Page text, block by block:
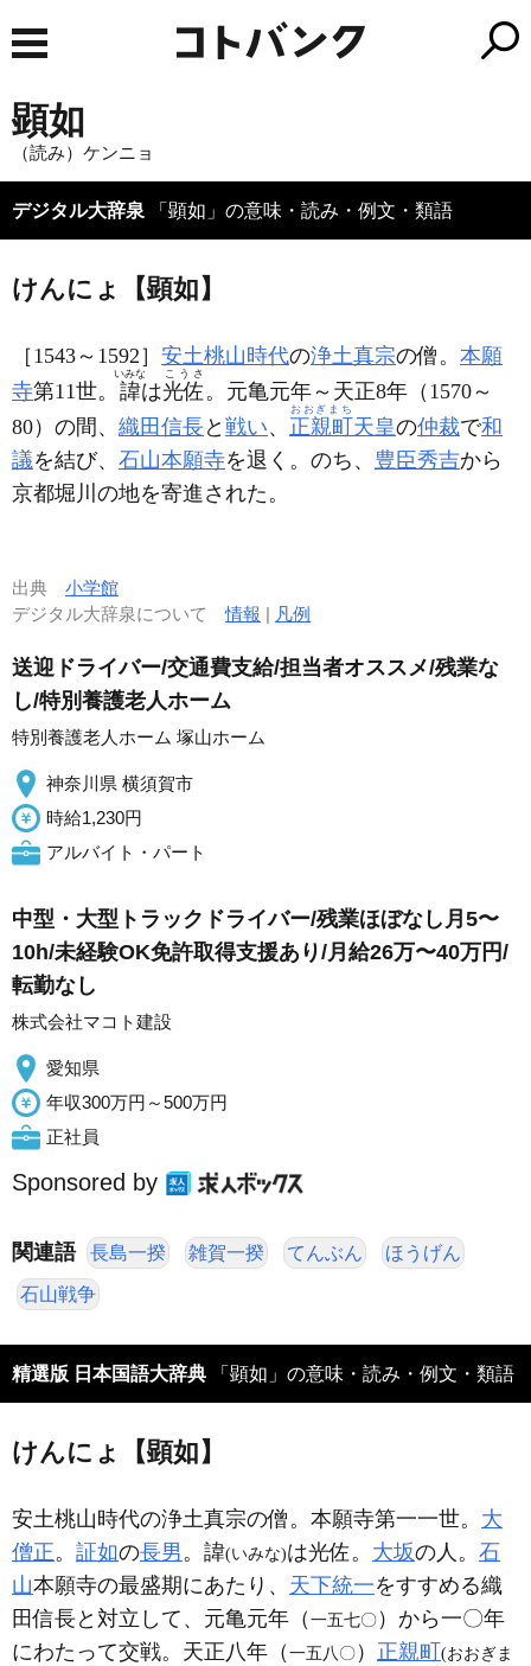
顕如
（読み）ケンニョ
デジタル大辞泉 「顕如」の意味・読み・例文・類語
けんにょ【顕如】
［1543～1592］ 安土桃山時代の浄土真宗の僧。 本願
寺第11世。 諱
いみな
は光佐
こうさ
。元亀元年～天正8年（1570～
80）の間、 織田信長と 戦い、 正親町
おおぎまち
天皇の仲裁で和
議を結び、 石山本願寺を退く。のち、 豊臣秀吉から
京都堀川の地を寄進された。
出典 小学館
デジタル大辞泉について情報 | 凡例
送迎ドライバー/交通費支給/担当者オススメ/残業な
し/特別養護老人ホーム
特別養護老人ホーム 塚山ホーム
神奈川県 横須賀市
時給1,230円
アルバイト・パート
中型・大型トラックドライバー/残業ほぼなし月5〜
10h/未経験OK免許取得支援あり/月給26万〜40万円/
転勤なし
株式会社マコト建設
愛知県
年収300万円～500万円
正社員
Sponsored by
関連語 長島一揆 雑賀一揆 てんぶん ほうげん
石山戦争
精選版 日本国語大辞典 「顕如」の意味・読み・例文・類語
けんにょ【顕如】
安土桃山時代の浄土真宗の僧。本願寺第一一世。 大
僧正。 証如の長男。諱(いみな)は光佐。 大坂の人。 石
山本願寺の最盛期にあたり、 天下統一をすすめる織
田信長と対立して、元亀元年（一五七〇）から一〇年
にわたって交戦。天正八年（一五八〇） 正親町 (おおぎま